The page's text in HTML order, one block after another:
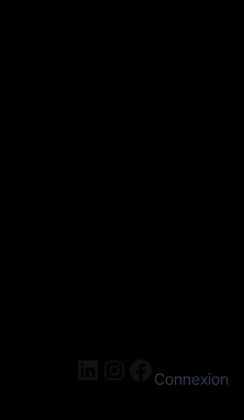
LinkedIn
Instagram
Connexion